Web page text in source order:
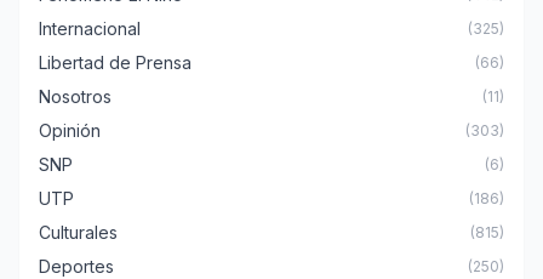
Internacional (325)
Libertad de Prensa (66)
Nosotros (11)
Opinión (303)
SNP (6)
UTP (186)
Culturales (815)
Deportes (250)